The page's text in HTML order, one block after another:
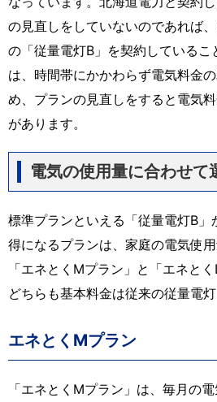
の見直しをしていないのであれば
の「従量電灯B」を契約している
は、時間帯にかかわらず電気料金
め、プランの見直しをすると電気
があります。
電気の使用量に合わせて
標準プランといえる「従量電灯B
得になるプランは、家庭の電気使
「エネとくMプラン」と「エネと
どちらも基本料金は従来の従量電灯
エネとくMプラン
「エネとくMプラン」は、毎月の